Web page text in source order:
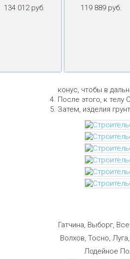
134 012 руб.
119 889 руб.
конус, чтобы в
После этого, к телу
Затем, изделия
Гатчина, Выборг,
Волхов, Тосно,
Лодейное